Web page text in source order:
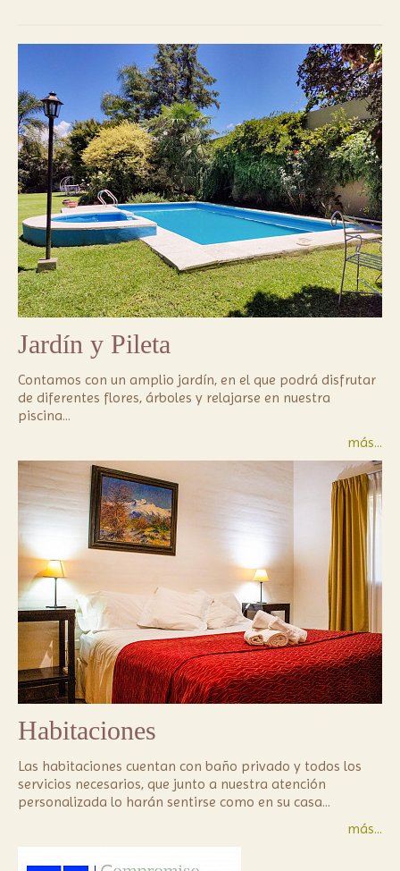
Jardín y Pileta
Contamos con un amplio jardín, en el que podrá disfrutar
de diferentes flores, árboles y relajarse en nuestra
piscina...
más...
Habitaciones
Las habitaciones cuentan con baño privado y todos los
servicios necesarios, que junto a nuestra atención
personalizada lo harán sentirse como en su casa...
más...